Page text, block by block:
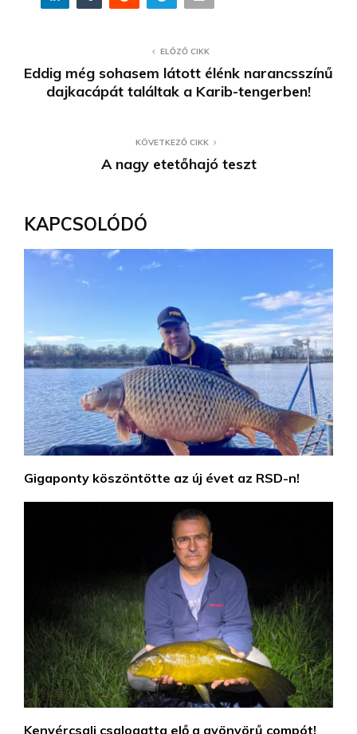
ELŐZŐ CIKK
Eddig még sohasem látott élénk narancsszínű
dajkacápát találtak a Karib-tengerben!
KÖVETKEZŐ CIKK
A nagy etetőhajó teszt
KAPCSOLÓDÓ
Gigaponty köszöntötte az új évet az RSD-n!
Kenyércsali csalogatta elő a gyönyörű compót!